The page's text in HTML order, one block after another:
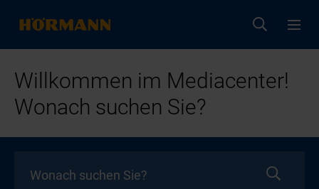
Willkommen im Mediacenter!
Wonach suchen Sie?